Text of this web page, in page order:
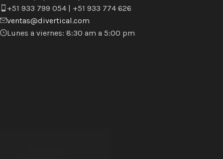
+51 933 799 054 | +51 933 774 626
ventas@divertical.com
Lunes a viernes: 8:30 am a 5:00 pm